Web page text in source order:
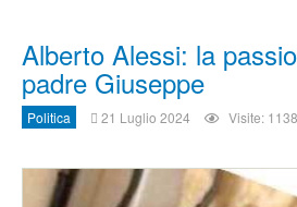
Alberto Alessi: la
padre Giuseppe
Politica 21 Luglio 2024 Visite: 1138